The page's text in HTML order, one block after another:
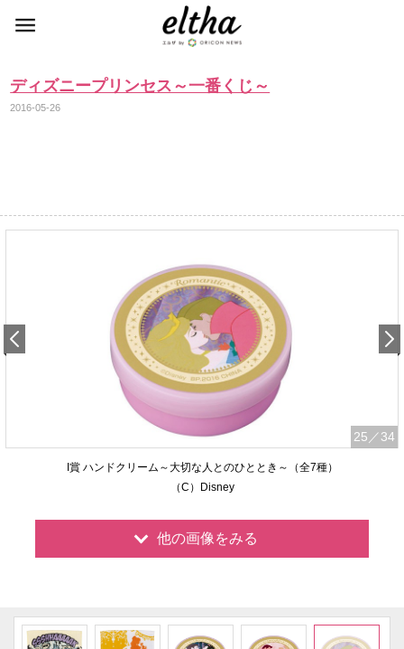
ディズニープリンセス～一番くじ～
2016-05-26
25 ／34
I賞 ハンドクリーム～大切な人とのひととき～（全7種）
（C）Disney
他の画像をみる